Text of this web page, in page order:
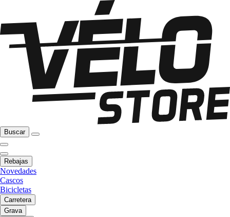
Buscar
Rebajas
Novedades
Cascos
Bicicletas
Carretera
Grava